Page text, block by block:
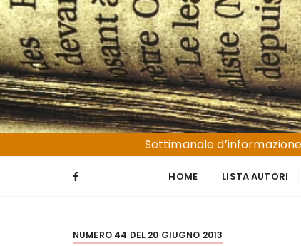
S
a
l
t
a
a
l
c
Trucioli
Liguria e Basso Piemonte
Settimanale
HOME LISTA AUTORI
NUMERO 44 DEL 20 GIUGNO 2013